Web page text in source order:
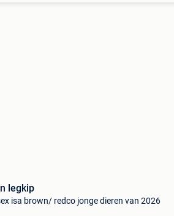
legkip
isa brown/ redco jonge dieren van 2026